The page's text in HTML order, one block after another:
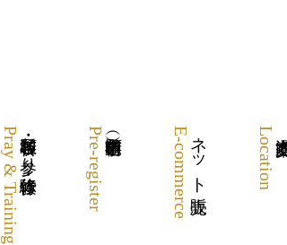
各種祈願・お参り・体験修行
Pray & Training Pre-register ネット販売
E-commerce Location